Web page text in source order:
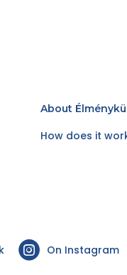
About
How does it
On Instagram